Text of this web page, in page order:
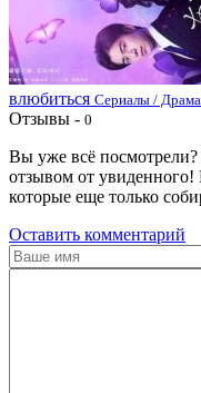
влюбиться Сериалы /
Отзывы - 0
Вы уже всё
отзывом от увиденного!
которые еще только
Оставить комментарий